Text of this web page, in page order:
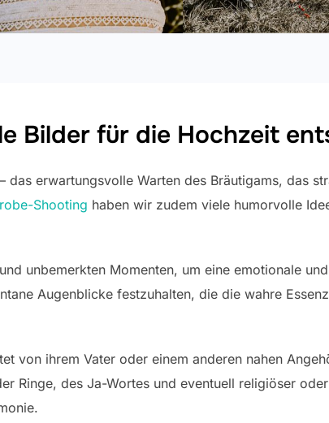
Bilder für die Hochzeit
erwartungsvolle Warten des Bräutigams, das
Shooting haben wir zudem viele humorvolle
unbemerkten Momenten, um eine emotionale
Augenblicke festzuhalten, die die wahre
von ihrem Vater oder einem anderen nahen
Ringe, des Ja-Wortes und eventuell religiöser